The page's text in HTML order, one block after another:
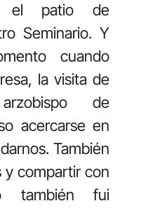
el patio de
Seminario. Y
cuando
la visita de
de
acercarse en
También
y compartir con
también fui